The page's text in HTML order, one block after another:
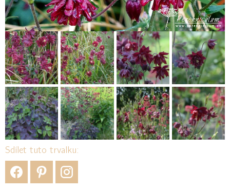
Sdílet tuto trvalku: